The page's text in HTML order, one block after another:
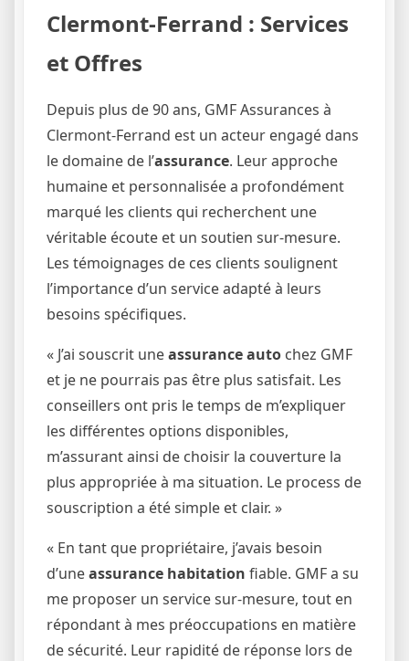
Clermont-Ferrand : Services
et Offres
Depuis plus de 90 ans, GMF Assurances à
Clermont-Ferrand est un acteur engagé dans
le domaine de l’assurance. Leur approche
humaine et personnalisée a profondément
marqué les clients qui recherchent une
véritable écoute et un soutien sur-mesure.
Les témoignages de ces clients soulignent
l’importance d’un service adapté à leurs
besoins spécifiques.
« J’ai souscrit uneassurance auto chez GMF
et je ne pourrais pas être plus satisfait. Les
conseillers ont pris le temps de m’expliquer
les différentes options disponibles,
m’assurant ainsi de choisir la couverture la
plus appropriée à ma situation. Le process de
souscription a été simple et clair. »
« En tant que propriétaire, j’avais besoin
d’uneassurance habitation fiable. GMF a su
me proposer un service sur-mesure, tout en
répondant à mes préoccupations en matière
de sécurité. Leur rapidité de réponse lors de